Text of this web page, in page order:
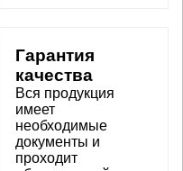
Гарантия
качества
Вся продукция
имеет
необходимые
документы и
проходит